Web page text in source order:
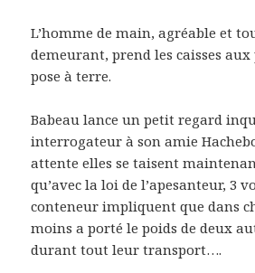
L’homme de main, agréable et
demeurant, prend les caisses
pose à terre.
Babeau lance un petit regard
interrogateur à son amie
attente elles se taisent
qu’avec la loi de l’apesanteur, 3
conteneur impliquent que dans
moins a porté le poids de deux
durant tout leur transport….